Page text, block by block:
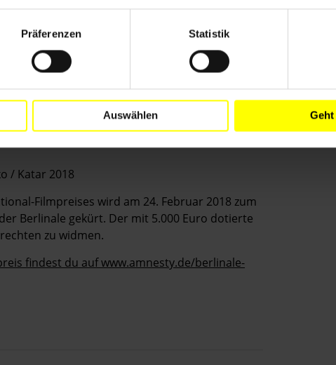
Präferenzen Statistik
Auswählen
/ Katar 2018
Filmpreises wird am 24. Februar 2018 zum
Berlinale gekürt. Der mit 5.000 Euro dotierte
zu widmen.
findest du auf www.amnesty.de/berlinale-